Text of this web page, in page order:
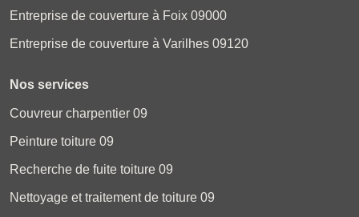
Entreprise de couverture à Foix 09000
Entreprise de couverture à Varilhes 09120
Nos services
Couvreur charpentier 09
Peinture toiture 09
Recherche de fuite toiture 09
Nettoyage et traitement de toiture 09